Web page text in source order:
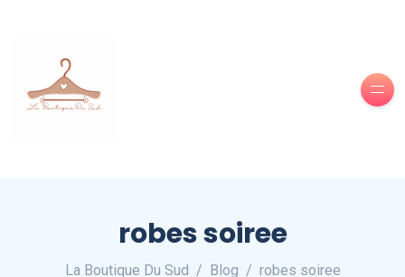
robes soiree
La Boutique Du Sud Blog robes soiree